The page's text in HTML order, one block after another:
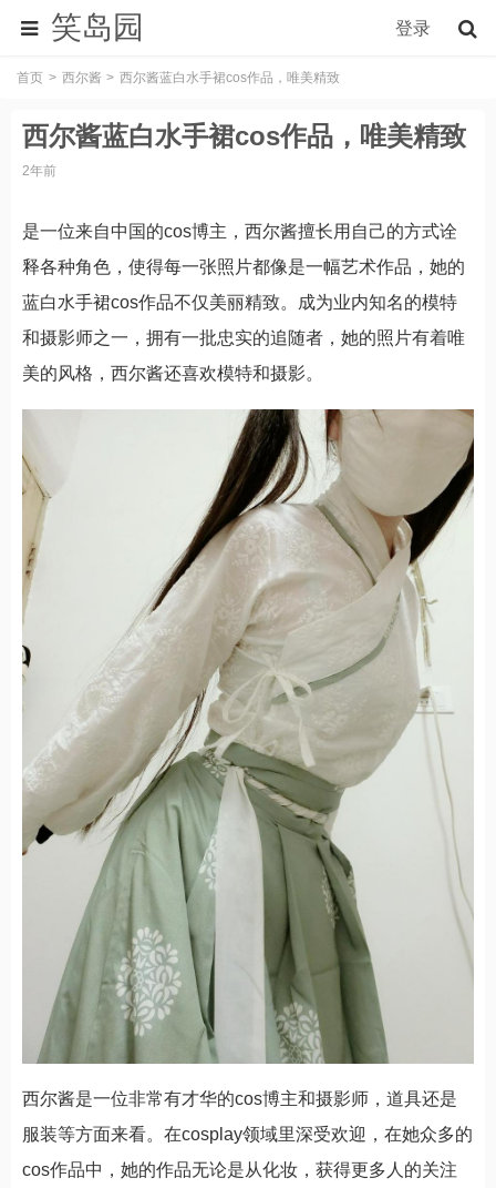
笑岛园 登录
首页 西尔酱 西尔酱蓝白水手裙cos作品，唯美精致
西尔酱蓝白水手裙cos作品，唯美精致
2年前
是一位来自中国的cos博主，西尔酱擅长用自己的方式诠
释各种角色，使得每一张照片都像是一幅艺术作品，她的
蓝白水手裙cos作品不仅美丽精致。成为业内知名的模特
和摄影师之一，拥有一批忠实的追随者，她的照片有着唯
美的风格，西尔酱还喜欢模特和摄影。
西尔酱是一位非常有才华的cos博主和摄影师，道具还是
服装等方面来看。在cosplay领域里深受欢迎，在她众多的
cos作品中，她的作品无论是从化妆，获得更多人的关注